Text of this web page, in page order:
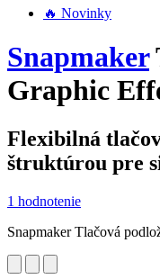
🔥 Novinky
Snapmaker
Graphic
Flexibilná
štruktúrou pre
1 hodnotenie
Snapmaker Tlačová